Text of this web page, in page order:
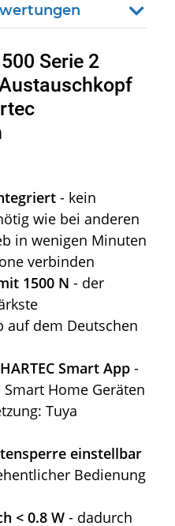
Serie 2
- kein
wie bei anderen
in wenigen Minuten
verbinden
1500 N - der
auf dem Deutschen
Smart App -
Home Geräten
Tuya
einstellbar
Bedienung
< 0.8 W - dadurch